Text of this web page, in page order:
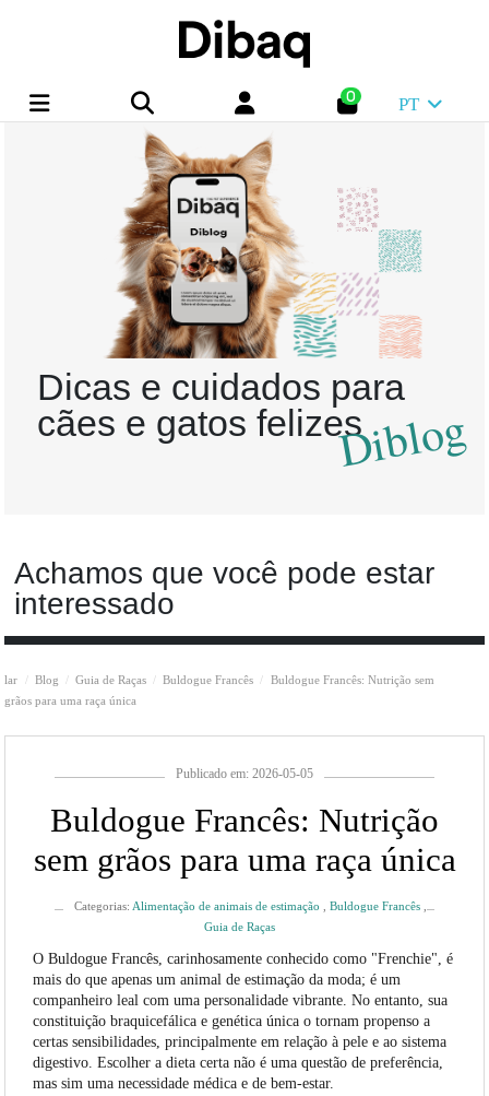
0 PT
Dicas e cuidados para
cães e gatos felizesDiblog
Achamos que você pode estar
interessado
lar Blog Guia de Raças Buldogue Francês
Buldogue Francês: Nutrição sem
grãos para uma raça única
Publicado em: 2026-05-05
Buldogue Francês: Nutrição
sem grãos para uma raça única
Categorias: Alimentação de animais de estimação Buldogue Francês,
Guia de Raças
O Buldogue Francês, carinhosamente conhecido como "Frenchie", é
mais do que apenas um animal de estimação da moda; é um
companheiro leal com uma personalidade vibrante. No entanto, sua
constituição braquicefálica e genética única o tornam propenso a
certas sensibilidades, principalmente em relação à pele e ao sistema
digestivo. Escolher a dieta certa não é uma questão de preferência,
mas sim uma necessidade médica e de bem-estar.